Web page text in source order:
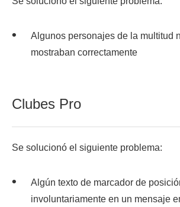
Algunos personajes de la multitud
mostraban correctamente
Clubes Pro
Se solucionó el siguiente problema:
Algún texto de marcador de
involuntariamente en un mensaje